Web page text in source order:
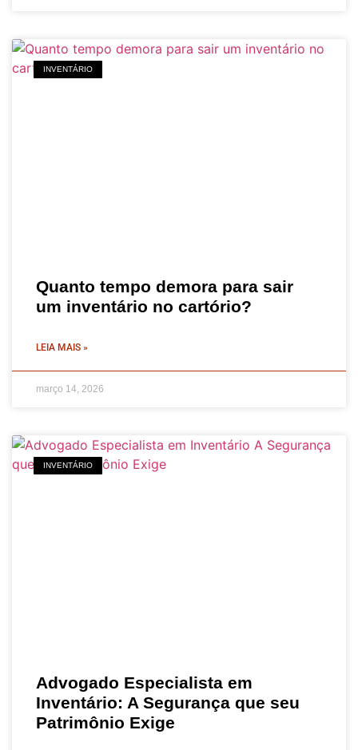
INVENTÁRIO
Quanto tempo demora para sair
um inventário no cartório?
LEIA MAIS »
março 14, 2026
INVENTÁRIO
Advogado Especialista em
Inventário: A Segurança que seu
Patrimônio Exige